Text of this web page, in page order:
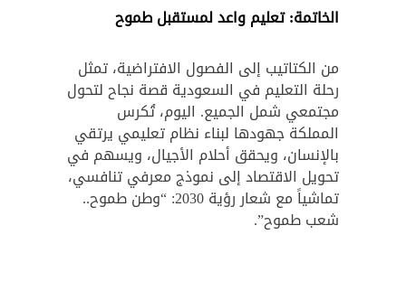
الخاتمة: تعليم واعد لمستقبل طموح
من الكتاتيب إلى الفصول الافتراضية، تمثل
رحلة التعليم في السعودية قصة نجاح لتحول
مجتمعي شمل الجميع. اليوم، تُكرس
المملكة جهودها لبناء نظام تعليمي يرتقي
بالإنسان، ويحقق أحلام الأجيال، ويسهم في
تحويل الاقتصاد إلى نموذج معرفي تنافسي،
تماشياً مع شعار رؤية 2030: “وطن طموح..
شعب طموح”.